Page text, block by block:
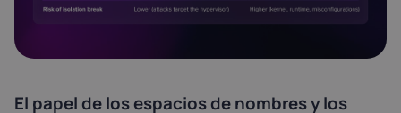
El papel de los espacios de nombres y los